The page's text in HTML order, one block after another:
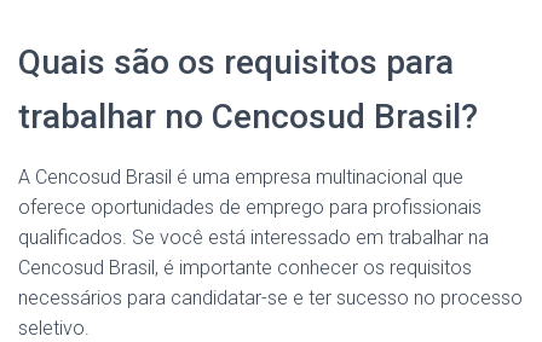
Quais são os requisitos para
trabalhar no Cencosud Brasil?
A Cencosud Brasil é uma empresa multinacional que
oferece oportunidades de emprego para profissionais
qualificados. Se você está interessado em trabalhar na
Cencosud Brasil, é importante conhecer os requisitos
necessários para candidatar-se e ter sucesso no processo
seletivo.